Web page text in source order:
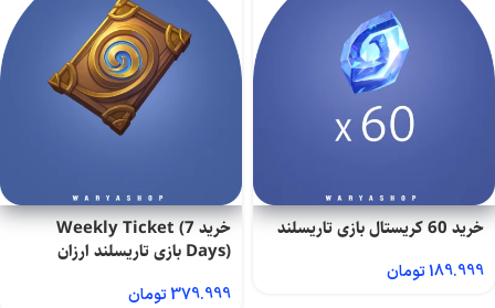
خرید 60 کریستال بازی تاریسلند
189.999تومان
خرید Weekly Ticket (7
Days) بازی تاریسلند ارزان
379.999تومان